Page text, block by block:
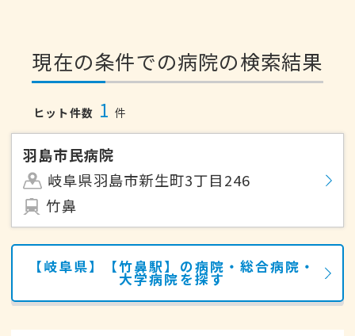
現在の条件での病院の検索結果
ヒット件数 1 件
羽島市民病院
岐阜県羽島市新生町3丁目246
竹鼻
【岐阜県】【竹鼻駅】の病院・総合病院・
大学病院を探す